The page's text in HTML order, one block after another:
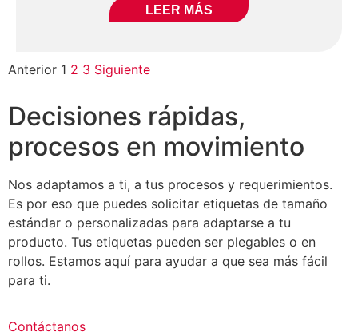
LEER MÁS
Anterior 1 2 3 Siguiente
Decisiones rápidas,
procesos en movimiento
Nos adaptamos a ti, a tus procesos y requerimientos.
Es por eso que puedes solicitar etiquetas de tamaño
estándar o personalizadas para adaptarse a tu
producto. Tus etiquetas pueden ser plegables o en
rollos. Estamos aquí para ayudar a que sea más fácil
para ti.
Contáctanos